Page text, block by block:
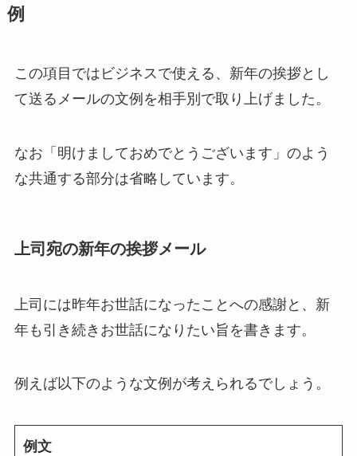
例
この項目ではビジネスで使える、新年の挨拶とし
て送るメールの文例を相手別で取り上げました。
なお「明けましておめでとうございます」のよう
な共通する部分は省略しています。
上司宛の新年の挨拶メール
上司には昨年お世話になったことへの感謝と、新
年も引き続きお世話になりたい旨を書きます。
例えば以下のような文例が考えられるでしょう。
例文